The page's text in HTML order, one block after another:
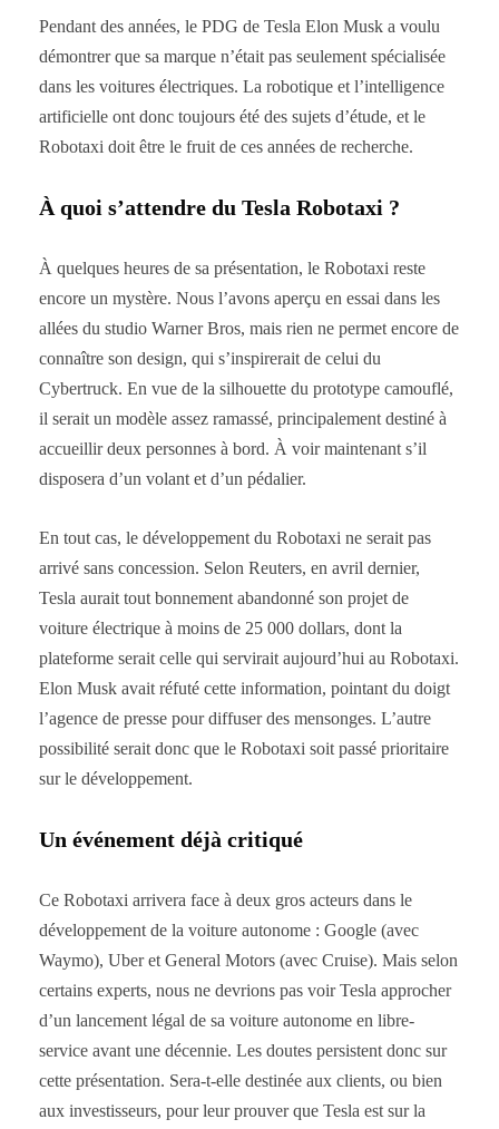
Pendant des années, le PDG de Tesla Elon Musk a voulu
démontrer que sa marque n’était pas seulement spécialisée
dans les voitures électriques. La robotique et l’intelligence
artificielle ont donc toujours été des sujets d’étude, et le
Robotaxi doit être le fruit de ces années de recherche.
À quoi s’attendre du Tesla Robotaxi ?
À quelques heures de sa présentation, le Robotaxi reste
encore un mystère. Nous l’avons aperçu en essai dans les
allées du studio Warner Bros, mais rien ne permet encore de
connaître son design, qui s’inspirerait de celui du
Cybertruck. En vue de la silhouette du prototype camouflé,
il serait un modèle assez ramassé, principalement destiné à
accueillir deux personnes à bord. À voir maintenant s’il
disposera d’un volant et d’un pédalier.
En tout cas, le développement du Robotaxi ne serait pas
arrivé sans concession. Selon Reuters, en avril dernier,
Tesla aurait tout bonnement abandonné son projet de
voiture électrique à moins de 25 000 dollars, dont la
plateforme serait celle qui servirait aujourd’hui au Robotaxi.
Elon Musk avait réfuté cette information, pointant du doigt
l’agence de presse pour diffuser des mensonges. L’autre
possibilité serait donc que le Robotaxi soit passé prioritaire
sur le développement.
Un événement déjà critiqué
Ce Robotaxi arrivera face à deux gros acteurs dans le
développement de la voiture autonome : Google (avec
Waymo), Uber et General Motors (avec Cruise). Mais selon
certains experts, nous ne devrions pas voir Tesla approcher
d’un lancement légal de sa voiture autonome en libre-
service avant une décennie. Les doutes persistent donc sur
cette présentation. Sera-t-elle destinée aux clients, ou bien
aux investisseurs, pour leur prouver que Tesla est sur la